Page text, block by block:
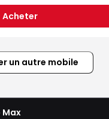
Acheter
un autre mobile
Max